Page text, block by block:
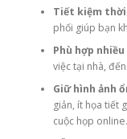
Tiết kiệm
phối giúp bạn
Phù hợp
việc tại nhà,
Giữ hình ảnh
giản, ít họa tiết
cuộc họp online.